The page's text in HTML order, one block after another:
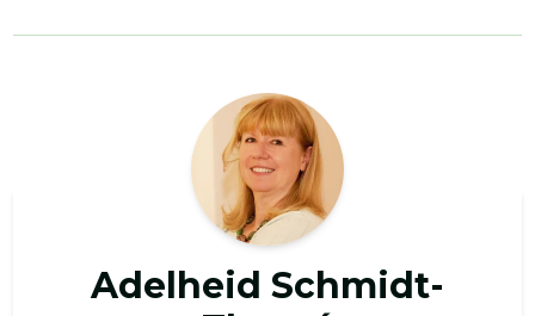
Adelheid Schmidt-